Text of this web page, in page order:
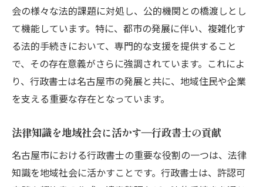
バイス
行政書士との最初のコンタクトで押さえて
おくべきポイント
名古屋市での行政手続きで行政書士を活用
する方法
ビジネスを成長させる行政書士の活用方法
行政書士との連携でリスクを最小限に抑え
る技術
会の様々な法的課題に対処し、公的機関との橋渡しとし
て機能しています。特に、都市の発展に伴い、複雑化す
る法的手続きにおいて、専門的な支援を提供すること
で、その存在意義がさらに強調されています。これによ
り、行政書士は名古屋市の発展と共に、地域住民や企業
を支える重要な存在となっています。
法律知識を地域社会に活かす―行政書士の貢献
名古屋市における行政書士の重要な役割の一つは、法律
知識を地域社会に活かすことです。行政書士は、許認可